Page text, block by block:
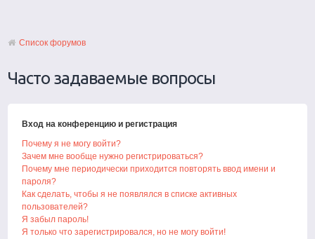
Список форумов
Часто задаваемые вопросы
Вход на конференцию и регистрация
Почему я не могу войти?
Зачем мне вообще нужно регистрироваться?
Почему мне периодически приходится повторять ввод имени и
пароля?
Как сделать, чтобы я не появлялся в списке активных
пользователей?
Я забыл пароль!
Я только что зарегистрировался, но не могу войти!